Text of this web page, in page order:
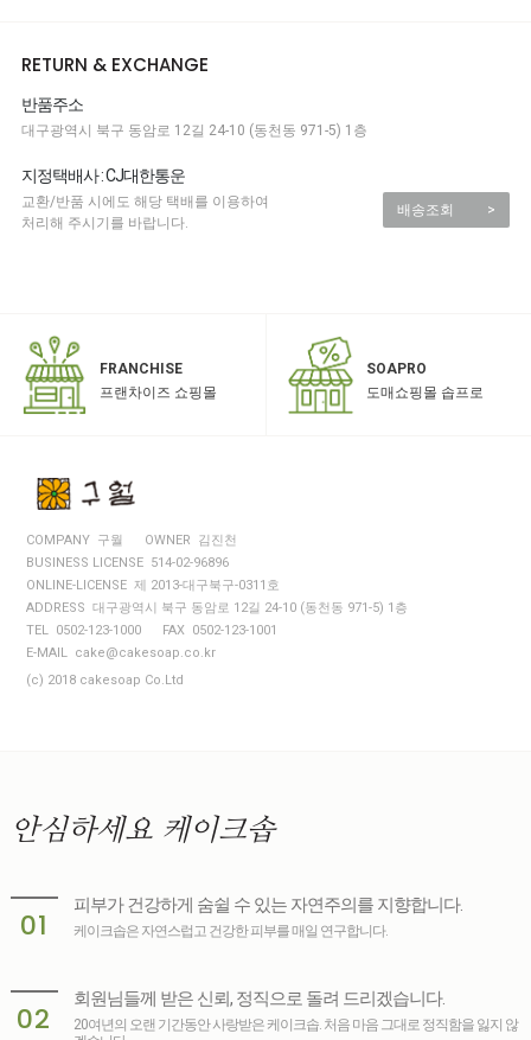
RETURN & EXCHANGE
반품주소
대구광역시 북구 동암로 12길 24-10 (동천동 971-5) 1층
지정택배사 : CJ대한통운
교환/반품 시에도 해당 택배를 이용하여
처리해 주시기를 바랍니다.
배송조회 >
FRANCHISE
프랜차이즈 쇼핑몰
SOAPRO
도매쇼핑몰 솝프로
COMPANY 구월
OWNER 김진천
BUSINESS LICENSE 514-02-96896
ONLINE-LICENSE 제 2013-대구북구-0311호
ADDRESS 대구광역시 북구 동암로 12길 24-10 (동천동 971-5) 1층
TEL 0502-123-1000
FAX 0502-123-1001
E-MAIL cake@cakesoap.co.kr
(c) 2018 cakesoap Co.Ltd
안심하세요 케이크솝
01
피부가 건강하게 숨쉴 수 있는 자연주의를 지향합니다.
케이크솝은 자연스럽고 건강한 피부를 매일 연구합니다.
02
회원님들께 받은 신뢰, 정직으로 돌려 드리겠습니다.
20여년의 오랜 기간동안 사랑받은 케이크솝. 처음 마음 그대로 정직함을 잃지 않